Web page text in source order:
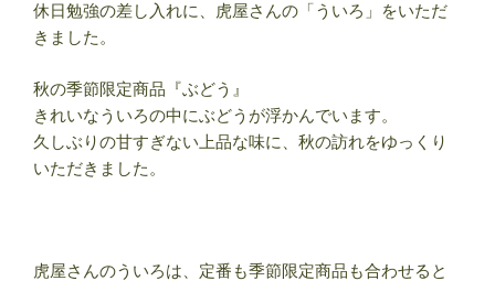
休日勉強の差し入れに、虎屋さんの「ういろ」をいただ
きました。
秋の季節限定商品『ぶどう』
きれいなういろの中にぶどうが浮かんでいます。
久しぶりの甘すぎない上品な味に、秋の訪れをゆっくり
いただきました。
虎屋さんのういろは、定番も季節限定商品も合わせると